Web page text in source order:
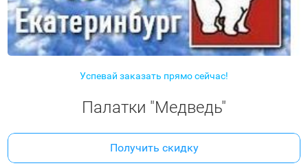
Успевай заказать прямо сейчас!
Палатки "Медведь"
Получить скидку